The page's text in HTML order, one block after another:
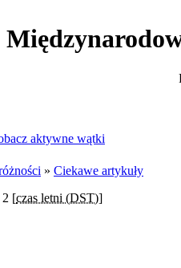
aktywne wątki
» Ciekawe artykuły
2 [czas letni (DST)]